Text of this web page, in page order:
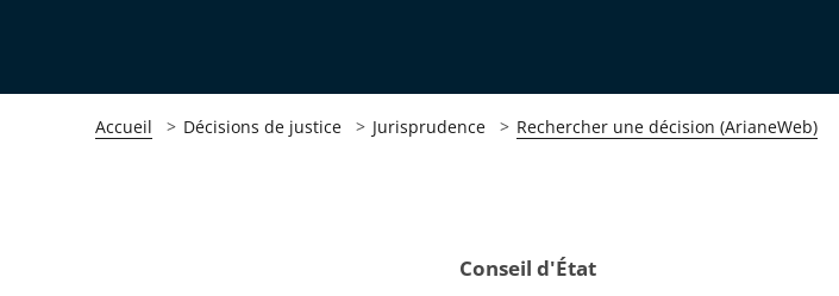
Accueil Décisions de justice Jurisprudence Rechercher une décision (ArianeWeb)
Conseil d'État